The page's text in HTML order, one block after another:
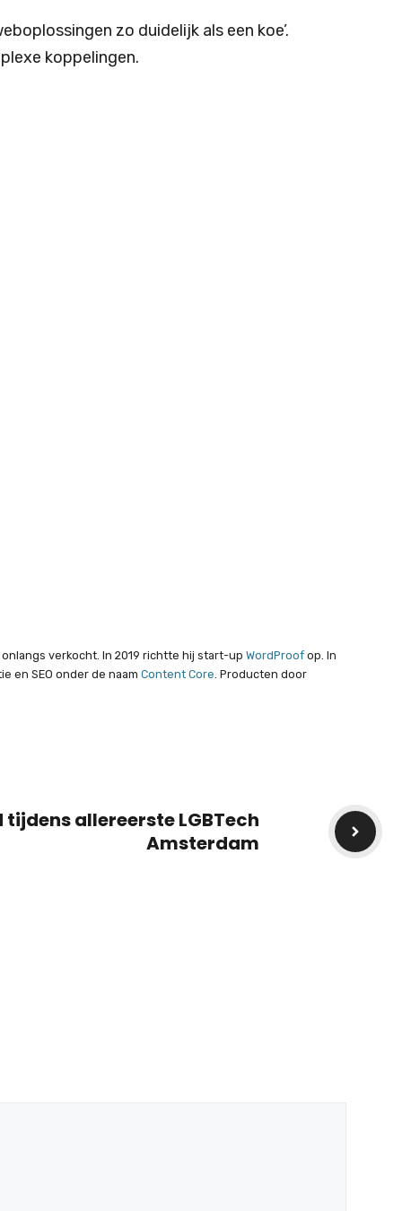
zo duidelijk als een koe’.
koppelingen.
verkocht. In 2019 richtte hij start-up WordProof op. In
en SEO onder de naam Content Core. Producten door
allereerste LGBTech
Amsterdam